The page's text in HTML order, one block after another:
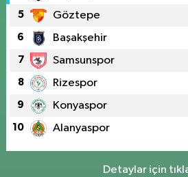
5 Göztepe
6 Başakşehir
7 Samsunspor
8 Rizespor
9 Konyaspor
10 Alanyaspor
Detaylar için